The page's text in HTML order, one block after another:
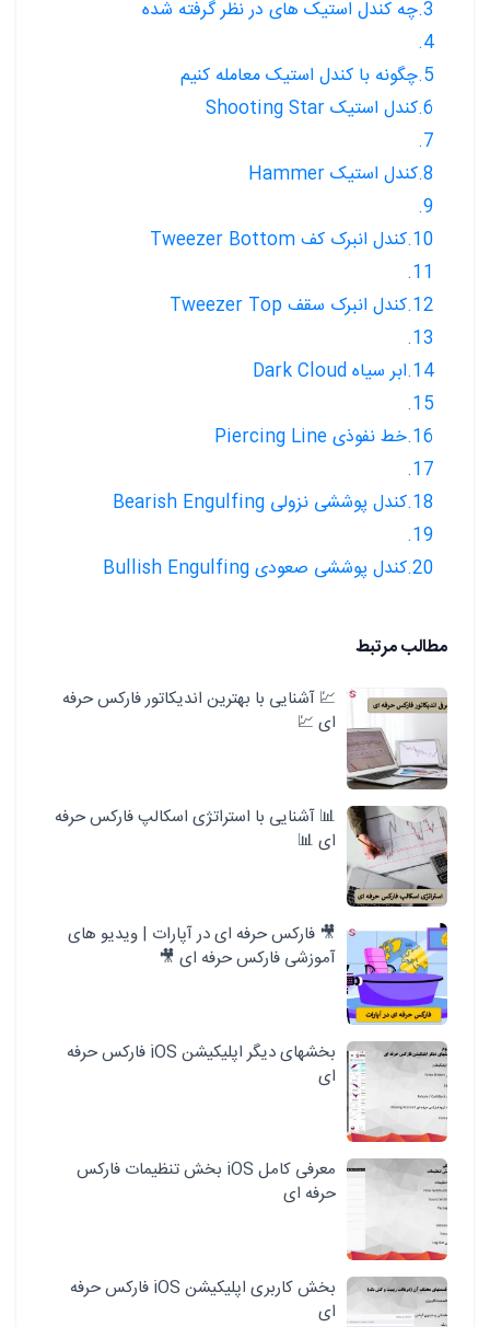
3.چه کندل استیک های در نظر گرفته شده
4.
5.چگونه با کندل استیک معامله کنیم
6.کندل استیک Shooting Star
7.
8.کندل استیک Hammer
9.
10.کندل انبرک کف Tweezer Bottom
11.
12.کندل انبرک سقف Tweezer Top
13.
14.ابر سیاه Dark Cloud
15.
16.خط نفوذی Piercing Line
17.
18.کندل پوششی نزولی Bearish Engulfing
19.
20.کندل پوششی صعودی Bullish Engulfing
مطالب مرتبط
💹 آشنایی با بهترین اندیکاتور فارکس حرفه
ای 💹
📊 آشنایی با استراتژی اسکالپ فارکس حرفه
ای 📊
🎥 فارکس حرفه ای در آپارات | ویدیو های
آموزشی فارکس حرفه ای 🎥
بخشهای دیگر اپلیکیشن iOS فارکس حرفه
ای
معرفی کامل iOS بخش تنظیمات فارکس
حرفه ای
بخش کاربری اپلیکیشن iOS فارکس حرفه
ای